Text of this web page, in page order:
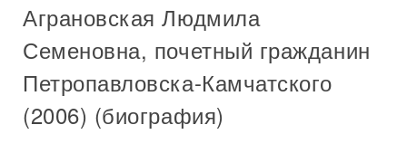
Аграновская Людмила
Семеновна, почетный гражданин
Петропавловска-Камчатского
(2006) (биография)